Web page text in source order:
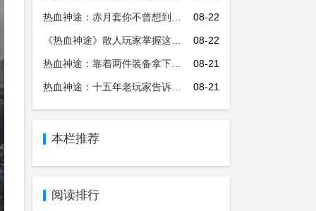
08-22
热血神途：赤月套你不曾想到的疯狂属性，不愧是经典的套装之一
08-22
《热血神途》散人玩家掌握这些办法能更好的发展，你都知道这方法？
08-21
热血神途：靠着两件装备拿下沙巴克，8L当年为何如此神勇！
08-21
热血神途：十五年老玩家告诉你，这款游戏真正的迷人之处，看完你就明白了
本栏推荐
阅读排行